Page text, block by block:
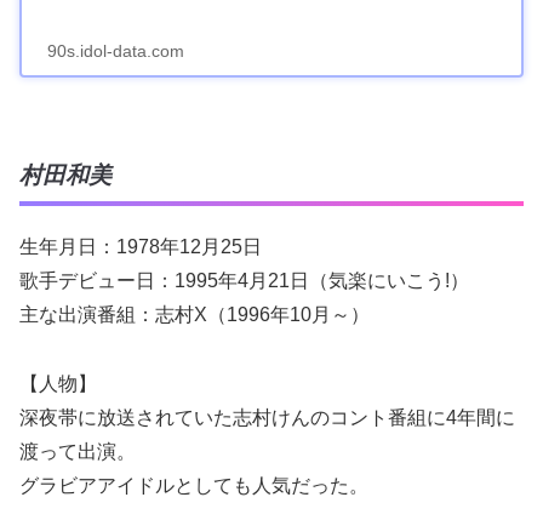
90s.idol-data.com
村田和美
生年月日：1978年12月25日
歌手デビュー日：1995年4月21日（気楽にいこう!）
主な出演番組：志村X（1996年10月～）
【人物】
深夜帯に放送されていた志村けんのコント番組に4年間に
渡って出演。
グラビアアイドルとしても人気だった。